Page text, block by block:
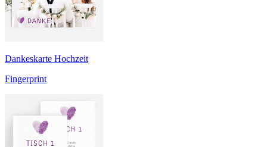
Dankeskarte Hochzeit
Fingerprint